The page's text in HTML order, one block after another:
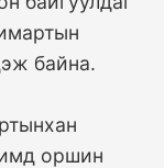
байна.
оршин